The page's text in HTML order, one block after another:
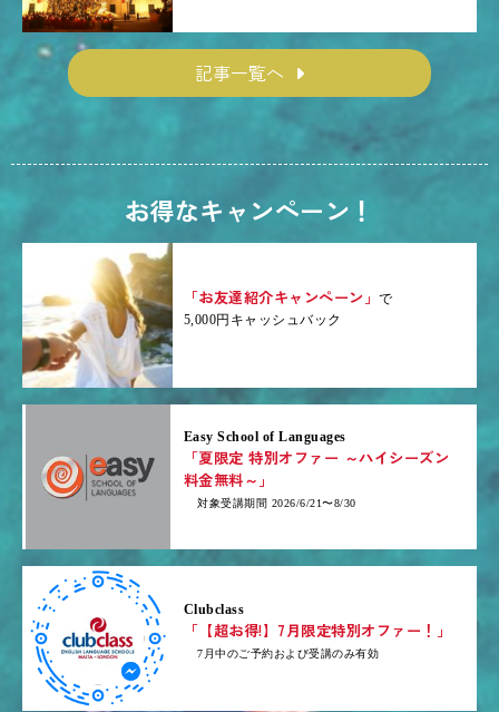
記事一覧へ
お得なキャンペーン！
「お友達紹介キャンペーン」で
5,000円キャッシュバック
Easy School of Languages
「夏限定 特別オファー ～ハイシーズン
料金無料～」
対象受講期間 2026/6/21〜8/30
Clubclass
「【超お得!】7月限定特別オファー！」
7月中のご予約および受講のみ有効